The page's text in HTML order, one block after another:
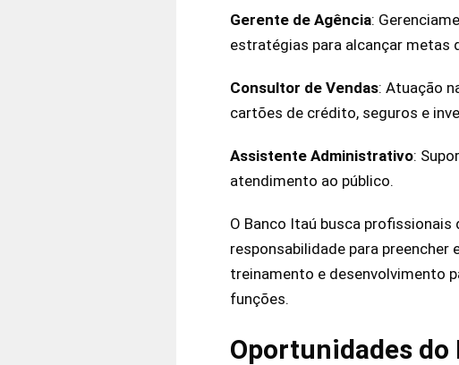
Gerente de Agência:
estratégias para alcançar metas
Consultor de Vendas: Atuação
cartões de crédito, seguros e
Assistente Administrativo:
atendimento ao público.
O Banco Itaú busca
responsabilidade para
treinamento e desenvolvimento
funções.
Oportunidades do